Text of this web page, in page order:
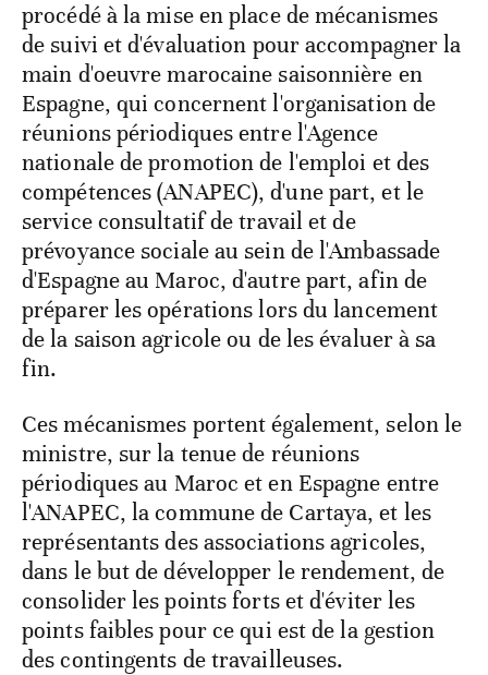
procédé à la mise en place de mécanismes
de suivi et d'évaluation pour accompagner la
main d'oeuvre marocaine saisonnière en
Espagne, qui concernent l'organisation de
réunions périodiques entre l'Agence
nationale de promotion de l'emploi et des
compétences (ANAPEC), d'une part, et le
service consultatif de travail et de
prévoyance sociale au sein de l'Ambassade
d'Espagne au Maroc, d'autre part, afin de
préparer les opérations lors du lancement
de la saison agricole ou de les évaluer à sa
fin.
Ces mécanismes portent également, selon le
ministre, sur la tenue de réunions
périodiques au Maroc et en Espagne entre
l'ANAPEC, la commune de Cartaya, et les
représentants des associations agricoles,
dans le but de développer le rendement, de
consolider les points forts et d'éviter les
points faibles pour ce qui est de la gestion
des contingents de travailleuses.